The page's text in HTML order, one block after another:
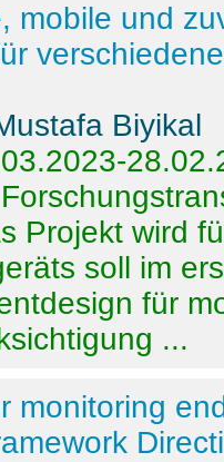
mobile und
Biyikal
Projekt wird
soll im
für
...
monitoring